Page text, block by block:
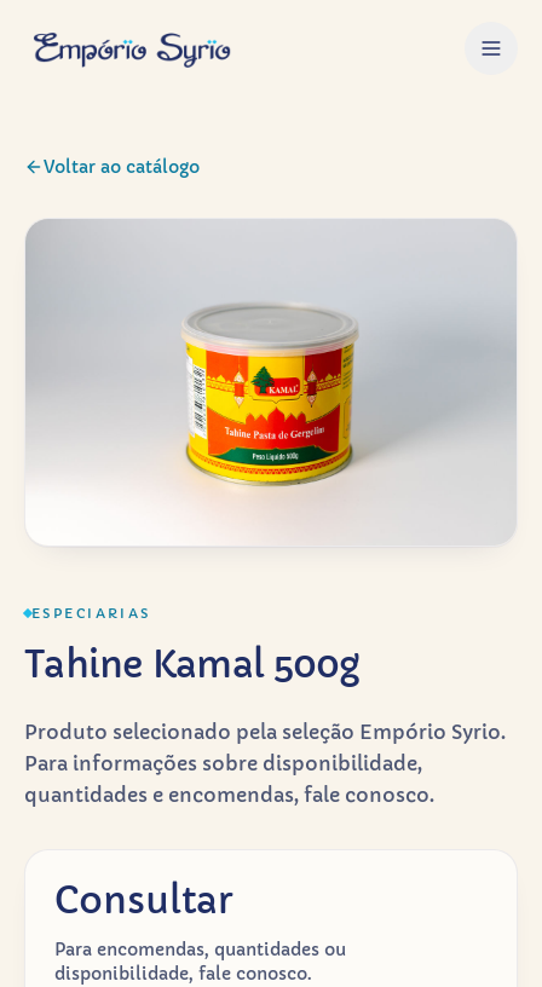
Voltar ao catálogo
ESPECIARIAS
Tahine Kamal 500g
Produto selecionado pela seleção Empório Syrio.
Para informações sobre disponibilidade,
quantidades e encomendas, fale conosco.
Consultar
Para encomendas, quantidades ou
disponibilidade, fale conosco.